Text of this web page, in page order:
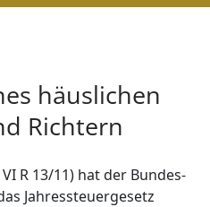
häuslichen
Richtern
VI R 13/11) hat der Bundes­
Jahressteuergesetz